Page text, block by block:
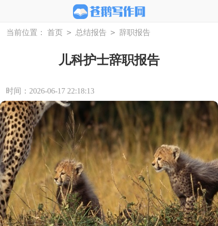
当前位置： 首页 > 总结报告 > 辞职报告
儿科护士辞职报告
时间：2026-06-17 22:18:13